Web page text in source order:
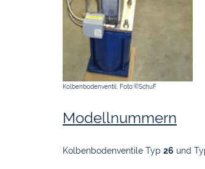
Kolbenbodenventil, Foto:©SchuF
Modellnummern
Kolbenbodenventile Typ 26 und